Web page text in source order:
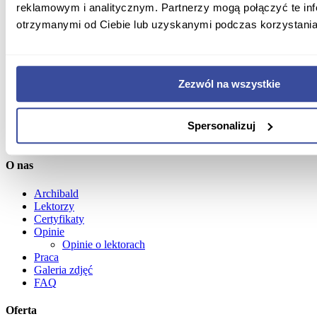
reklamowym i analitycznym. Partnerzy mogą połączyć te
otrzymanymi od Ciebie lub uzyskanymi podczas
Zezwól na wszystkie
Spersonalizuj
O nas
Archibald
Lektorzy
Certyfikaty
Opinie
Opinie o lektorach
Praca
Galeria zdjęć
FAQ
Oferta